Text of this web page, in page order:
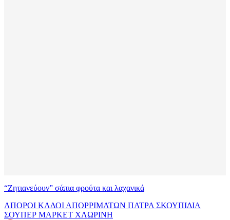
“Ζητιανεύουν” σάπια φρούτα και λαχανικά
ΑΠΟΡΟΙ ΚΑΔΟΙ ΑΠΟΡΡΙΜΑΤΩΝ ΠΑΤΡΑ ΣΚΟΥΠΙΔΙΑ
ΣΟΥΠΕΡ ΜΑΡΚΕΤ ΧΛΩΡΙΝΗ